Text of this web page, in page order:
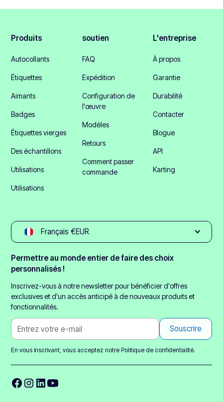
Produits
Autocollants
Étiquettes
Aimants
Badges
Étiquettes vierges
Des échantillons
Utilisations
Utilisations
soutien
FAQ
Expédition
Configuration de
l'œuvre
Modèles
Retours
Comment passer
commande
L'entreprise
À propos
Garantie
Durabilité
Contacter
Blogue
API
Karting
Français €EUR
Permettre au monde entier de faire des choix
personnalisés !
Inscrivez-vous à notre newsletter pour bénéficier d'offres
exclusives et d'un accès anticipé à de nouveaux produits et
fonctionnalités.
En vous inscrivant, vous acceptez notrePolitique de confidentialité.